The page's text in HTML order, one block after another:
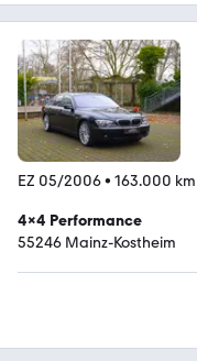
EZ 05/2006• 163.000 km
4x4 Performance
55246 Mainz-Kostheim